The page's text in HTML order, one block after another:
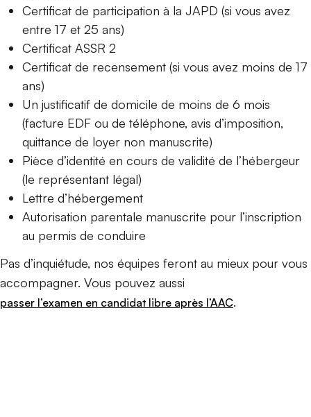
Certificat de participation à la JAPD (si vous avez
entre 17 et 25 ans)
Certificat ASSR 2
Certificat de recensement (si vous avez moins de 17
ans)
Un justificatif de domicile de moins de 6 mois
(facture EDF ou de téléphone, avis d’imposition,
quittance de loyer non manuscrite)
Pièce d’identité en cours de validité de l’hébergeur
(le représentant légal)
Lettre d’hébergement
Autorisation parentale manuscrite pour l’inscription
au permis de conduire
Pas d’inquiétude, nos équipes feront au mieux pour vous
accompagner. Vous pouvez aussi
passer l’examen en candidat libre après l’AAC.